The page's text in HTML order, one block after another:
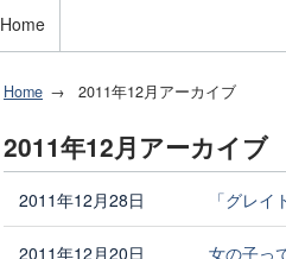
Home
Home 2011年12月アーカイブ
2011年12月アーカイブ
2011年12月28日 「グレ
2011年12月20日 女の子っ